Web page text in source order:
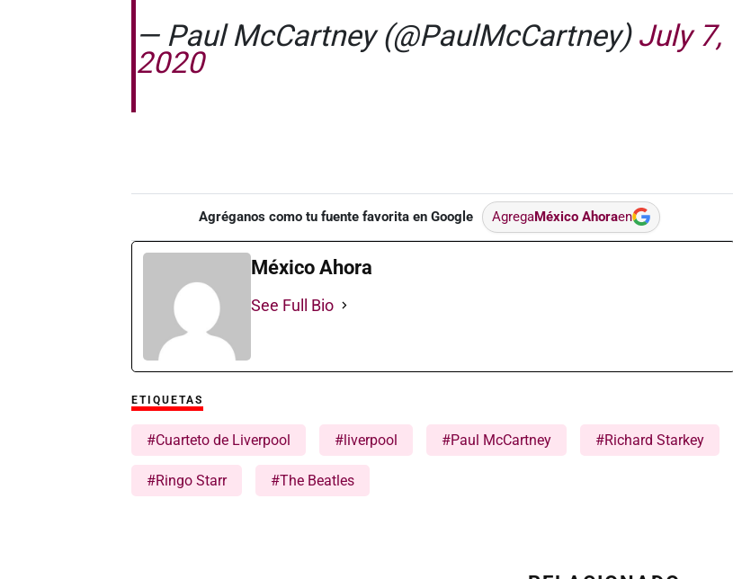
— Paul McCartney (@PaulMcCartney) July 7,
2020
Agréganos como tu fuente favorita en Google AgregaMéxico Ahoraen
México Ahora
See Full Bio
ETIQUETAS
#Cuarteto de Liverpool #liverpool #Paul McCartney #Richard Starkey
#Ringo Starr #The Beatles